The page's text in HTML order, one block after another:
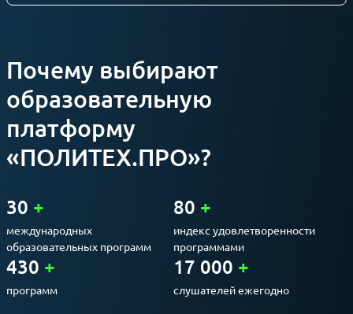
Почему выбирают
образовательную
платформу
«ПОЛИТЕХ.ПРО»?
30 +
международных
образовательных программ
80 +
индекс удовлетворенности
программами
430 +
программ
17 000 +
слушателей ежегодно